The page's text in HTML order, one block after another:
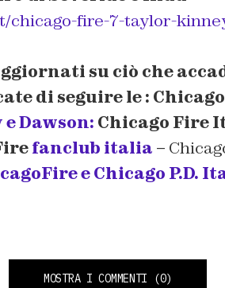
chicago-fire-7-taylor-
su ciò che
di seguire le :
e Dawson: Chicago Fire
fanclub italia –
e Chicago P.D.
MOSTRA I COMMENTI (0)